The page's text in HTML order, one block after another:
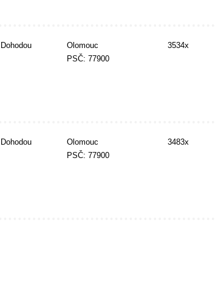
Dohodou
Olomouc
PSČ: 77900
3534x
Dohodou
Olomouc
PSČ: 77900
3483x